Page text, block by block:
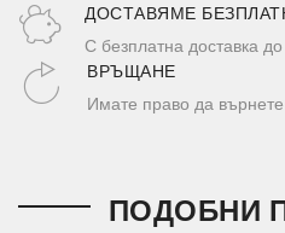
ДОСТАВЯМЕ
С безплатна доставка
ВРЪЩАНЕ
Имате право да
ПОДОБНИ